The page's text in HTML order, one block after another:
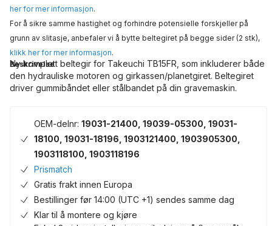
her for mer informasjon.
For å sikre samme hastighet og forhindre potensielle forskjeller på
grunn av slitasje, anbefaler vi å bytte beltegiret på begge sider (2 stk),
klikk her for mer informasjon.
Beskrivelse
Ny komplett beltegir for Takeuchi TB15FR, som inkluderer både
den hydrauliske motoren og girkassen/planetgiret. Beltegiret
driver gummibåndet eller stålbandet på din gravemaskin.
OEM-delnr: 19031-21400, 19039-05300, 19031-
18100, 19031-18196, 1903121400, 1903905300,
1903118100, 1903118196
Prismatch
Gratis frakt innen Europa
Bestillinger før 14:00 (UTC +1) sendes samme dag
Klar til å montere og kjøre